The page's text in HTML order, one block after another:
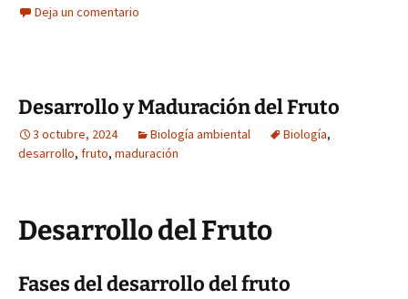
Deja un comentario
Desarrollo y Maduración del Fruto
3 octubre, 2024 Biología ambiental Biología,
desarrollo, fruto, maduración
Desarrollo del Fruto
Fases del desarrollo del fruto